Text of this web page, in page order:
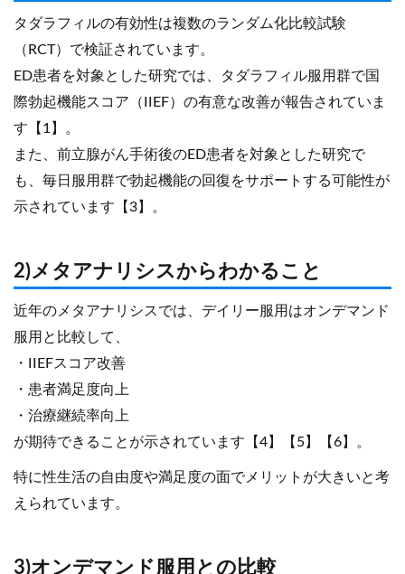
タダラフィルの有効性は複数のランダム化比較試験
（RCT）で検証されています。
ED患者を対象とした研究では、タダラフィル服用群で国
際勃起機能スコア（IIEF）の有意な改善が報告されていま
す【1】。
また、前立腺がん手術後のED患者を対象とした研究で
も、毎日服用群で勃起機能の回復をサポートする可能性が
示されています【3】。
2)メタアナリシスからわかること
近年のメタアナリシスでは、デイリー服用はオンデマンド
服用と比較して、
・IIEFスコア改善
・患者満足度向上
・治療継続率向上
が期待できることが示されています【4】【5】【6】。
特に性生活の自由度や満足度の面でメリットが大きいと考
えられています。
3)オンデマンド服用との比較